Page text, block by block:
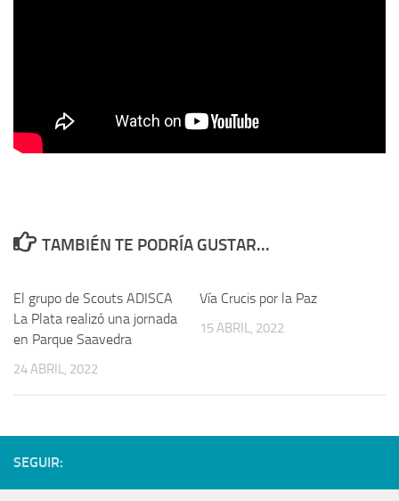
TAMBIÉN TE PODRÍA GUSTAR...
El grupo de Scouts ADISCA
La Plata realizó una jornada
en Parque Saavedra
24 ABRIL, 2022
Vía Crucis por la Paz
15 ABRIL, 2022
SEGUIR: